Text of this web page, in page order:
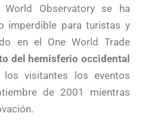
World Observatory se ha
imperdible para turistas y
en el One World Trade
del hemisferio occidental
visitantes los eventos
de 2001 mientras